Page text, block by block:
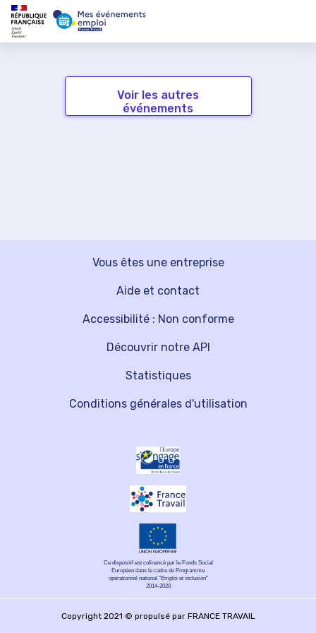
Voir les autres
événements
Vous êtes une entreprise
Découvrir notre API
Aide et contact
Statistiques
Accessibilité : Non conforme
Conditions générales d'utilisation
Ce dispositif est cofinancé par le Fonds Social
Européen dans le cadre du Programme
opérationnel national "Emploi et inclusion"
2014-2020
Copyright 2021 © propulsé par FRANCE TRAVAIL